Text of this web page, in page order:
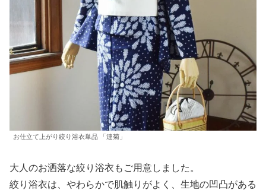
お仕立て上がり絞り浴衣単品 「連菊」
大人のお洒落な絞り浴衣もご用意しました。
絞り浴衣は、やわらかで肌触りがよく、生地の凹凸がある